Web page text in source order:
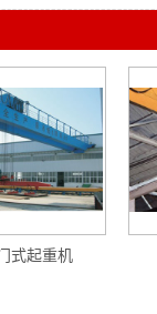
式起重机